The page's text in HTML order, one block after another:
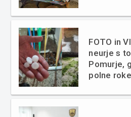
FOTO in
neurje s
Pomurje,
polne